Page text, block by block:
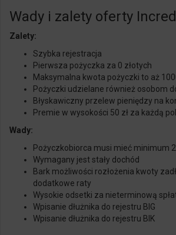
Wady i zalety oferty
Zalety:
Szybka rejestracja
Pierwsza pożyczka za 0 złotych
Maksymalna kwota pożyczki to aż
Pożyczki udzielane również osobom
Błyskawiczny przelew pieniędzy na
Premie w wysokości 50 zł za każdą
Wady:
Pożyczkobiorca musi mieć minimum
Wymagany jest stały dochód
Bark możliwości rozłożenia kwoty
dodatkowe raty
Wysokie odsetki za nieterminową
Wpisanie dłużnika do rejestru BIG
Wpisanie dłużnika do rejestru BIK